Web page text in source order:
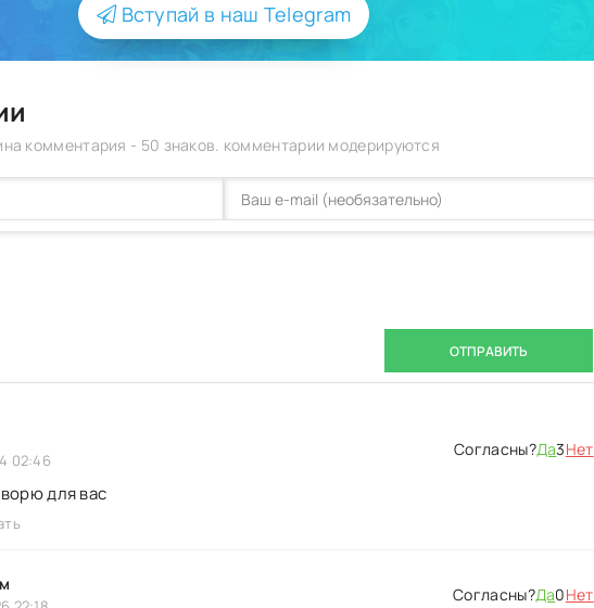
Вступай в наш Telegram
комментария - 50 знаков. комментарии модерируются
ОТПРАВИТЬ
02:46
Да3Нет
для вас
Да0Нет